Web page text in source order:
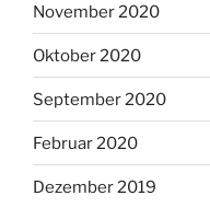
November 2020
Oktober 2020
September 2020
Februar 2020
Dezember 2019